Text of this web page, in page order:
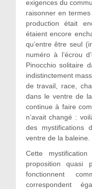
exigences du
raisonner en
production était
étaient encore
qu’entre être seul
numéro à l’écrou
Pinocchio solitaire
indistinctement
de travail, race,
dans le ventre de
continue à faire
n’avait changé :
des mystifications
ventre de la baleine.
Cette
proposition quasi
fonctionnent
correspondent